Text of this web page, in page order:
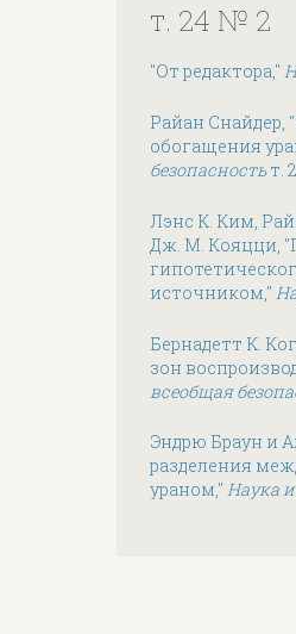
т. 24 № 2
"От редактора,"
Райан Снайдер,
обогащения
безопасностьт.
Лэнс К. Ким,
Дж. М. Кояцци,
источником,"
Бернадетт К.
зон
всеобщая
Эндрю Браун и
разделения
ураном," Наука